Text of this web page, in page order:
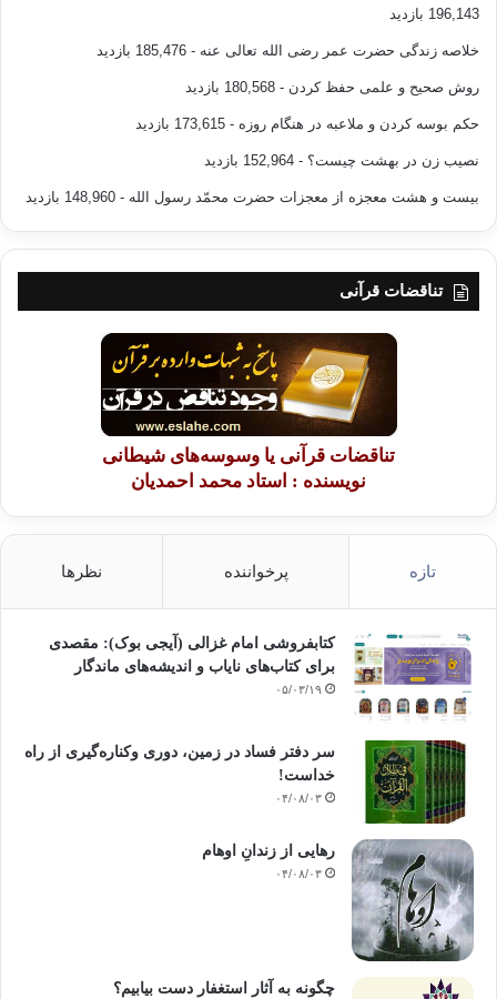
196,143 بازدید
خلاصه زندگی حضرت عمر رضی الله تعالی عنه - 185,476 بازدید
روش صحیح و علمی حفظ کردن - 180,568 بازدید
حکم بوسه کردن و ملاعبه در هنگام روزه - 173,615 بازدید
نصیب زن در بهشت چیست؟ - 152,964 بازدید
بیست و هشت معجزه از معجزات حضرت محمّد رسول الله - 148,960 بازدید
تناقضات قرآنی
تناقضات قرآنی یا وسوسه‌های شیطانی
نویسنده : استاد محمد احمدیان
تازه پرخواننده نظرها
کتابفروشی امام غزالی (آیجی بوک): مقصدی
برای کتاب‌های نایاب و اندیشه‌های ماندگار
۰۵/۰۳/۱۹
سر دفتر فساد در زمین‌، دوری وکناره‌گیری از راه
خداست‌!
۰۴/۰۸/۰۳
رهایی از زندانِ اوهام
۰۴/۰۸/۰۳
چگونه به آثار استغفار دست بیابیم؟